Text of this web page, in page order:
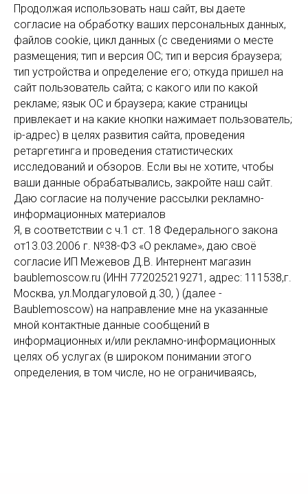
Продолжая использовать наш сайт, вы даете
согласие на обработку ваших персональных данных,
файлов cookie, цикл данных (с сведениями о месте
размещения; тип и версия ОС; тип и версия браузера;
тип устройства и определение его; откуда пришел на
сайт пользователь сайта; с какого или по какой
рекламе; язык ОС и браузера; какие страницы
привлекает и на какие кнопки нажимает пользователь;
ip-адрес) в целях развития сайта, проведения
ретаргетинга и проведения статистических
исследований и обзоров. Если вы не хотите, чтобы
ваши данные обрабатывались, закройте наш сайт.
Даю согласие на получение рассылки рекламно-
информационных материалов
Я, в соответствии с ч.1 ст. 18 Федерального закона
от13.03.2006 г. №38-ФЗ «О рекламе», даю своё
согласие ИП Межевов Д.В. Интернент магазин
baublemoscow.ru (ИНН 772025219271, адрес: 111538,г.
Москва, ул.Молдагуловой д.30, ) (далее -
Baublemoscow) на направление мне на указанные
мной контактные данные сообщений в
информационных и/или рекламно-информационных
целях об услугах (в широком понимании этого
определения, в том числе, но не ограничиваясь,